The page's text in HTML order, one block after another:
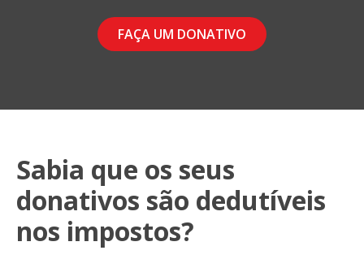
FAÇA UM DONATIVO
Sabia que os seus
donativos são dedutíveis
nos impostos?